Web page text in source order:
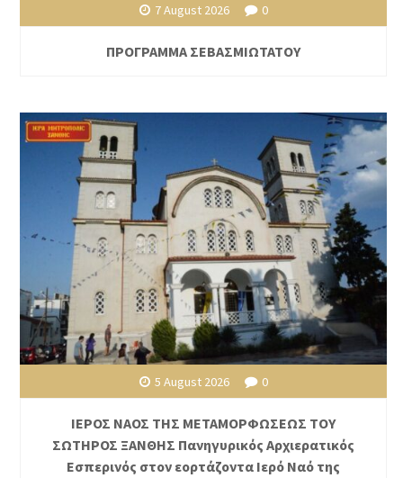
7 August 2026 0
ΠΡΟΓΡΑΜΜΑ ΣΕΒΑΣΜΙΩΤΑΤΟΥ
5 August 2026 0
ΙΕΡΟΣ ΝΑΟΣ ΤΗΣ ΜΕΤΑΜΟΡΦΩΣΕΩΣ ΤΟΥ
ΣΩΤΗΡΟΣ ΞΑΝΘΗΣ Πανηγυρικός Αρχιερατικός
Εσπερινός στον εορτάζοντα Ιερό Ναό της